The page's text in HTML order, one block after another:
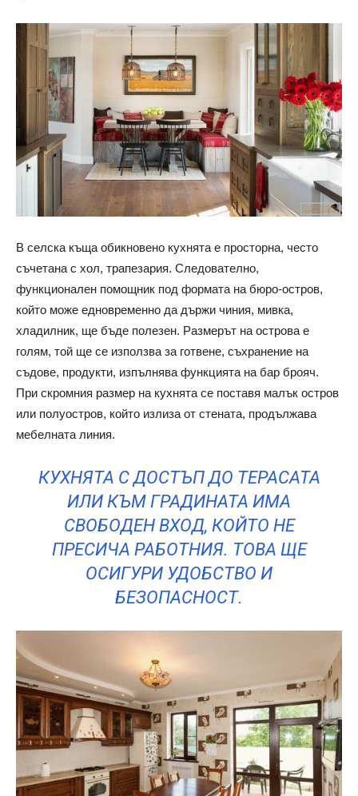
В селска къща обикновено кухнята е просторна, често
съчетана с хол, трапезария. Следователно,
функционален помощник под формата на бюро-остров,
който може едновременно да държи чиния, мивка,
хладилник, ще бъде полезен. Размерът на острова е
голям, той ще се използва за готвене, съхранение на
съдове, продукти, изпълнява функцията на бар брояч.
При скромния размер на кухнята се поставя малък остров
или полуостров, който излиза от стената, продължава
мебелната линия.
КУХНЯТА С ДОСТЪП ДО ТЕРАСАТА
ИЛИ КЪМ ГРАДИНАТА ИМА
СВОБОДЕН ВХОД, КОЙТО НЕ
ПРЕСИЧА РАБОТНИЯ. ТОВА ЩЕ
ОСИГУРИ УДОБСТВО И
БЕЗОПАСНОСТ.